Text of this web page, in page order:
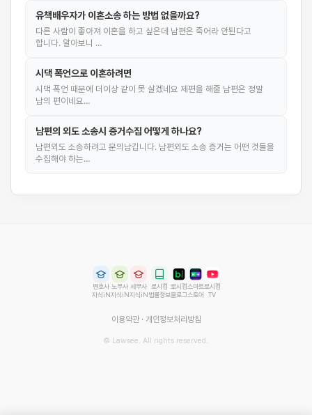
유책배우자가 이혼소송 하는 방법 없을까요?
다른 사람이 좋아져 이혼을 하고 싶은데 남편은 죽어라 안된다고
합니다. 알아보니 …
시댁 폭언으로 이혼하려면
시댁 폭언 때문에 더이상 같이 못 살겠네요 제편을 해줄 남편은 정말
남의 편이네요…
남편의 외도 소송시 증거수집 어떻게 하나요?
남편외도 소송하려고 문의남깁니다. 남편외도 소송 증거는 어떤 것들을
수집해야 하는…
변호사
지식iN
노무사
지식iN
세무사
지식iN
로시컴
법률정보
로시컴
블로그
스마트
스토어
로시컴
TV
이용약관· 개인정보처리방침
© Lawsee. All rights reserved.